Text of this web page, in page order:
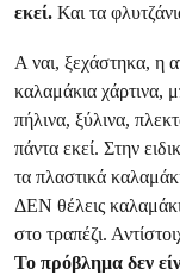
εκεί. Και τα
Α ναι, ξεχάστηκα, η
καλαμάκια χάρτινα,
πήλινα, ξύλινα,
πάντα εκεί. Στην
τα πλαστικά
ΔΕΝ θέλεις
στο τραπέζι.
Το πρόβλημα δεν